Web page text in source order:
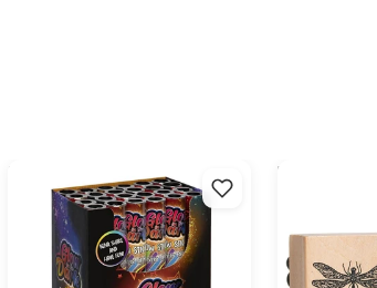
Tyčinky svietiace v tme 15 ks Drevená